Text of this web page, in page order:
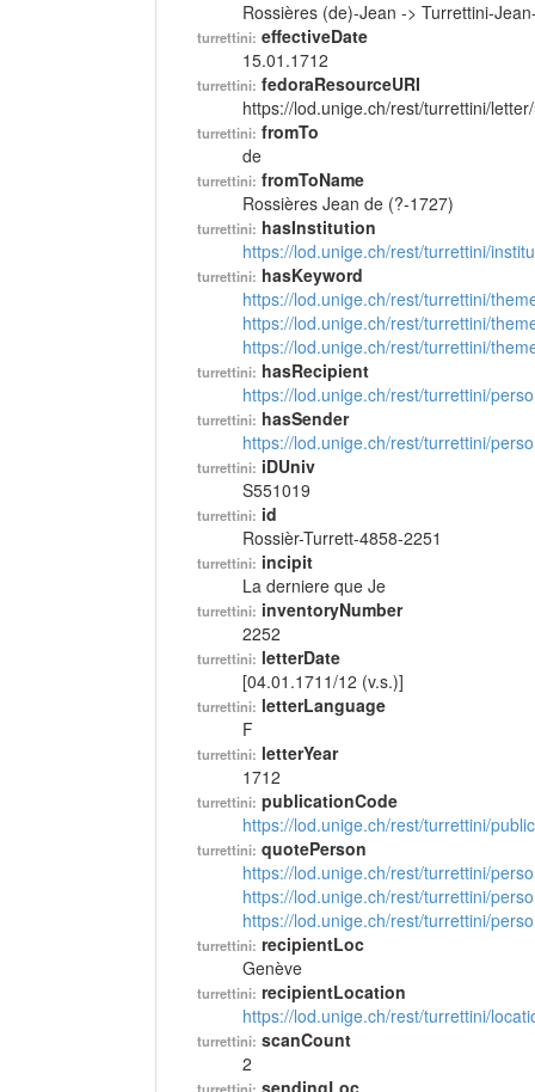
Rossières (de)-Jean -> Turrettini-
turrettini: effectiveDate
15.01.1712
turrettini: fedoraResourceURI
https://lod.unige.ch/rest/turrettini/
turrettini: fromTo
de
turrettini: fromToName
Rossières Jean de (?-1727)
turrettini: hasInstitution
https://lod.unige.ch/rest/turrettini/
turrettini: hasKeyword
https://lod.unige.ch/rest/turrettini/
https://lod.unige.ch/rest/turrettini/
https://lod.unige.ch/rest/turrettini/
turrettini: hasRecipient
https://lod.unige.ch/rest/turrettini/
turrettini: hasSender
https://lod.unige.ch/rest/turrettini/
turrettini: iDUniv
S551019
turrettini: id
Rossièr-Turrett-4858-2251
turrettini: incipit
La derniere que Je
turrettini: inventoryNumber
2252
turrettini: letterDate
[04.01.1711/12 (v.s.)]
turrettini: letterLanguage
F
turrettini: letterYear
1712
turrettini: publicationCode
https://lod.unige.ch/rest/turrettini/
turrettini: quotePerson
https://lod.unige.ch/rest/turrettini/
https://lod.unige.ch/rest/turrettini/
https://lod.unige.ch/rest/turrettini/
turrettini: recipientLoc
Genève
turrettini: recipientLocation
https://lod.unige.ch/rest/turrettini/
turrettini: scanCount
2
sendingLoc